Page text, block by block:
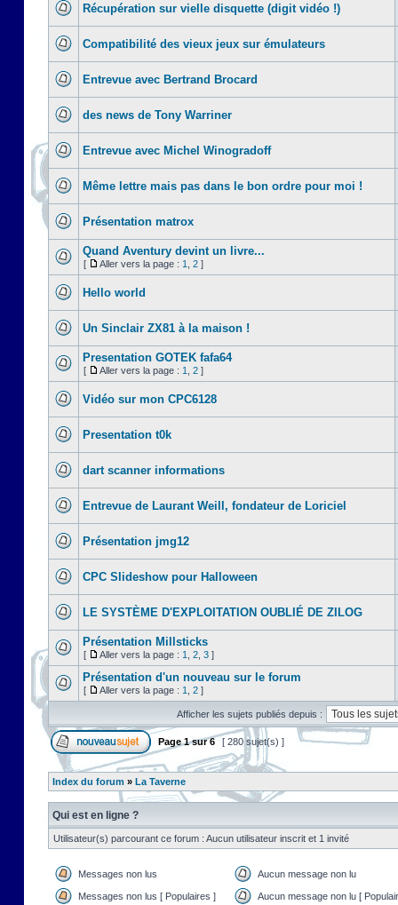
Récupération sur vielle disquette (digit vidéo !)
Compatibilité des vieux jeux sur émulateurs
Entrevue avec Bertrand Brocard
des news de Tony Warriner
Entrevue avec Michel Winogradoff
Même lettre mais pas dans le bon ordre pour moi !
Présentation matrox
Quand Aventury devint un livre...
[ Aller vers la page : 1 2 ]
Hello world
Un Sinclair ZX81 à la maison !
Presentation GOTEK fafa64
[ Aller vers la page : 1 2 ]
Vidéo sur mon CPC6128
Presentation t0k
dart scanner informations
Entrevue de Laurant Weill, fondateur de Loriciel
Présentation jmg12
CPC Slideshow pour Halloween
LE SYSTÈME D'EXPLOITATION OUBLIÉ DE ZILOG
Présentation Millsticks
[ Aller vers la page : 1 2 3 ]
Présentation d'un nouveau sur le forum
[ Aller vers la page : 1 2 ]
Afficher les sujets publiés depuis :
Page1sur6 [ 280 sujet(s) ]
Index du forum » La Taverne
Qui est en ligne ?
Utilisateur(s) parcourant ce forum : Aucun utilisateur inscrit et 1 invité
Messages non lus Aucun message non lu
Messages non lus [ Populaires ] Aucun message non lu [